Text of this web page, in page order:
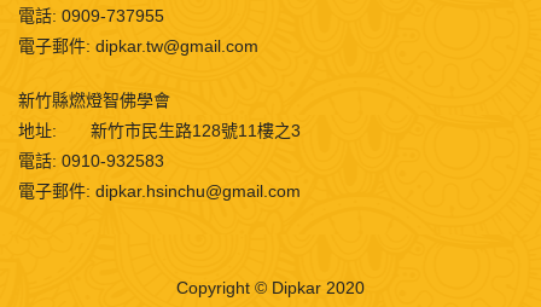
電話: 0909-737955
電子郵件: dipkar.tw@gmail.com
新竹縣燃燈智佛學會
地址:
新竹市民生路128號11樓之3
電話: 0910-932583
電子郵件: dipkar.hsinchu@gmail.com
Copyright © Dipkar 2020